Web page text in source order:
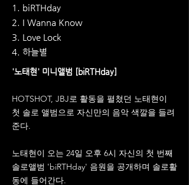
1. biRTHday
2. I Wanna Know
3. Love Lock
4. 하늘별
'노태현' 미니앨범 [biRTHday]
HOTSHOT, JBJ로 활동을 펼쳤던 노태현이
첫 솔로 앨범으로 자신만의 음악 색깔을 들려
준다.
노태현이 오는 24일 오후 6시 자신의 첫 번째
솔로앨범 'biRTHday' 음원을 공개하며 솔로활
동에 들어간다.